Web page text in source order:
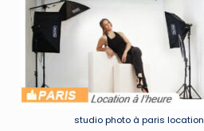
studio photo à paris location